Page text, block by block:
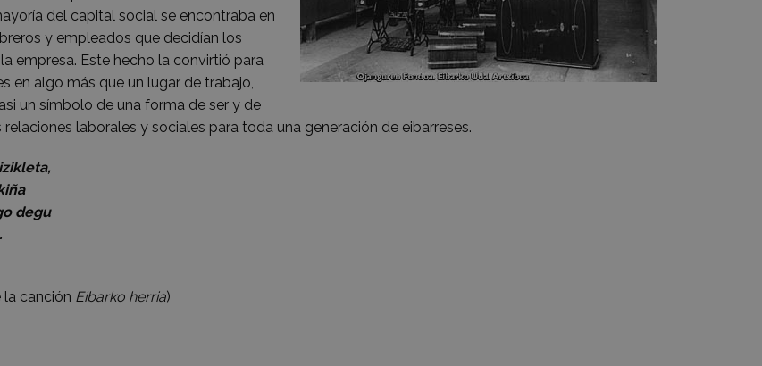
del capital social se encontraba en
y empleados que decidían los
empresa. Este hecho la convirtió para
en algo más que un lugar de trabajo,
un símbolo de una forma de ser y de
relaciones laborales y sociales para toda una generación de eibarreses.
degu
la canción Eibarko herria)